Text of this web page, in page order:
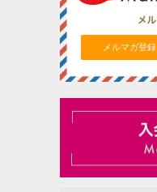
メルマガ登録